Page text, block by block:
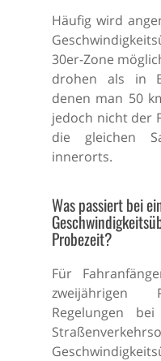
Häufig wird
30er-Zone
drohen als in
denen man 50
jedoch nicht der
die gleichen
innerorts.
Was passiert bei
Probezeit?
Für
zweijährigen
Regelungen